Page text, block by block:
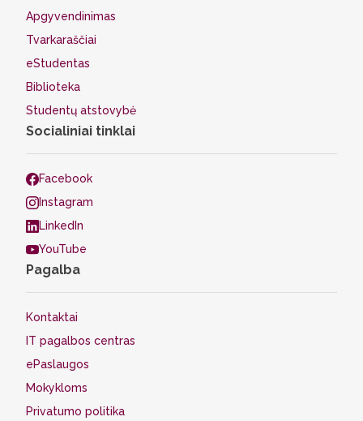
Apgyvendinimas
Tvarkaraščiai
eStudentas
Biblioteka
Studentų atstovybė
Socialiniai tinklai
Facebook
Instagram
LinkedIn
YouTube
Pagalba
Kontaktai
IT pagalbos centras
ePaslaugos
Mokykloms
Privatumo politika